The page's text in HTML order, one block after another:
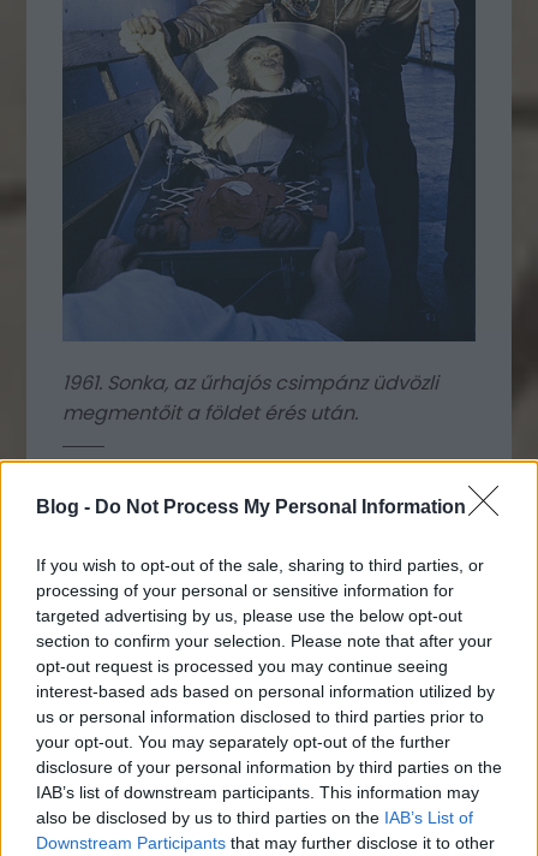
Blog - Do Not Process My Personal Information
If you wish to opt-out of the sale, sharing to third parties, or
processing of your personal or sensitive information for
targeted advertising by us, please use the below opt-out
section to confirm your selection. Please note that after your
opt-out request is processed you may continue seeing
interest-based ads based on personal information utilized by
us or personal information disclosed to third parties prior to
your opt-out. You may separately opt-out of the further
disclosure of your personal information by third parties on the
IAB’s list of downstream participants. This information may
also be disclosed by us to third parties on the IAB’s List of
Downstream Participants that may further disclose it to other
1961. Sonka, az űrhajós csimpánz üdvözli
megmentőit a földet érés után.
Fantomböske szerint:
...bár a "ham" sonka
magyarul, a csimpánz neve
nem ezért lett az.
Valójában egy betűszó, a
"Holloman Aerospace
Medical Center", az
élőállatos kísérletek terepe
volt, és innen kapta a